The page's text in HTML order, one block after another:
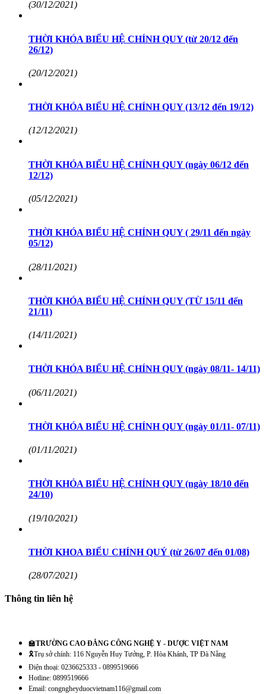
(30/12/2021)
THỜI KHÓA BIỂU HỆ CHÍNH QUY (từ 20/12 đến
26/12)
(20/12/2021)
THỜI KHÓA BIỂU HỆ CHÍNH QUY (13/12 đến 19/12)
(12/12/2021)
THỜI KHÓA BIỂU HỆ CHÍNH QUY (ngày 06/12 đến
12/12)
(05/12/2021)
THỜI KHÓA BIỂU HỆ CHÍNH QUY ( 29/11 đến ngày
05/12)
(28/11/2021)
THỜI KHÓA BIỂU HỆ CHÍNH QUY (TỪ 15/11 đến
21/11)
(14/11/2021)
THỜI KHÓA BIỂU HỆ CHÍNH QUY (ngày 08/11- 14/11)
(06/11/2021)
THỜI KHÓA BIỂU HỆ CHÍNH QUY (ngày 01/11- 07/11)
(01/11/2021)
THỜI KHÓA BIỂU HỆ CHÍNH QUY (ngày 18/10 đến
24/10)
(19/10/2021)
THỜI KHOA BIỂU CHÍNH QUÝ (từ 26/07 đến 01/08)
(28/07/2021)
Thông tin liên hệ
🏫TRƯỜNG CAO ĐẲNG CÔNG NGHỆ Y - DƯỢC VIỆT NAM
🎗️Trụ sở chính: 116 Nguyễn Huy Tưởng, P. Hòa Khánh, TP Đà Nẵng
Điện thoại: 0236625333 - 0899519666
Hotline: 0899519666
Email: congngheyduocvietnam116@gmail.com